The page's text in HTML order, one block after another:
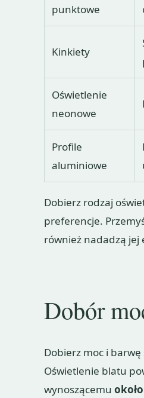
punktowe
Kinkiety
Oświetlenie
neonowe
Profile
aluminiowe
Dobierz rodzaj
preferencje.
również nadadzą jej
Dobór
Dobierz moc i
Oświetlenie blatu
wynoszącemu